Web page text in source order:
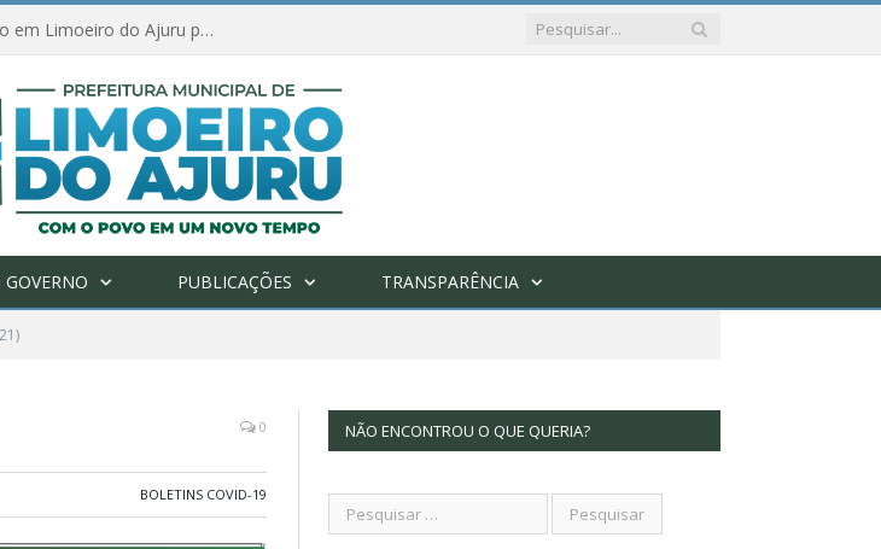
Amanhã começa nova etapa de vacinação em Limoeiro do Ajuru para idosos com 65 ou mais
GOVERNO PUBLICAÇÕES TRANSPARÊNCIA
0
BOLETINS COVID-19
NÃO ENCONTROU O QUE QUERIA?